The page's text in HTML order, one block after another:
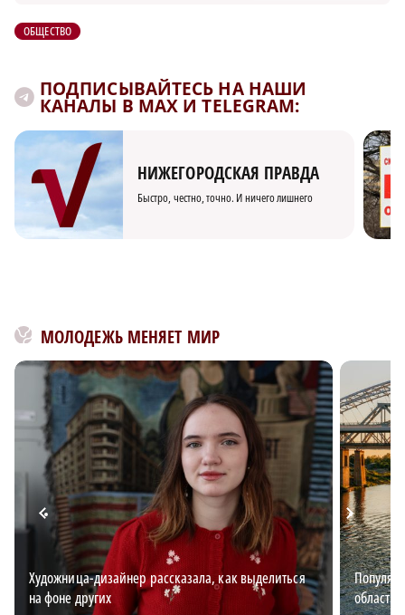
ОБЩЕСТВО
ПОДПИСЫВАЙТЕСЬ НА НАШИ
КАНАЛЫ В MAX И TELEGRAM:
НИЖЕГОРОДСКАЯ ПРАВДА
Быстро, честно, точно. И ничего лишнего
МОЛОДЕЖЬ МЕНЯЕТ МИР
Художница-дизайнер рассказала, как выделиться
на фоне других
области